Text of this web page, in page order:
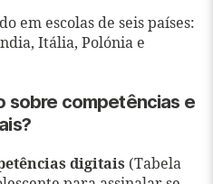
em escolas de seis países:
Itália, Polónia e
sobre competências e
digitais (Tabela